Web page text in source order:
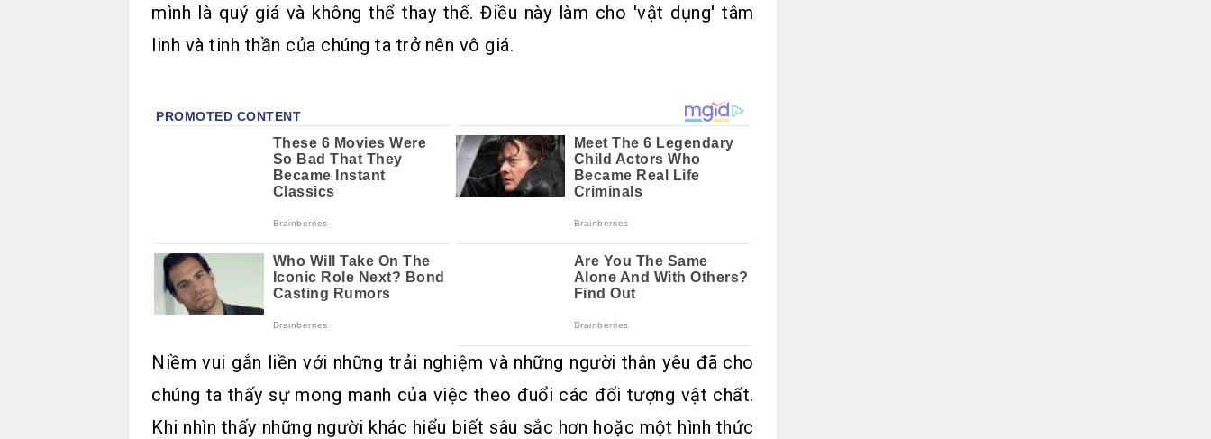
mình là quý giá và không thể thay thế. Điều này làm cho 'vật dụng' tâm
linh và tinh thần của chúng ta trở nên vô giá.
Niềm vui gắn liền với những trải nghiệm và những người thân yêu đã cho
chúng ta thấy sự mong manh của việc theo đuổi các đối tượng vật chất.
Khi nhìn thấy những người khác hiểu biết sâu sắc hơn hoặc một hình thức